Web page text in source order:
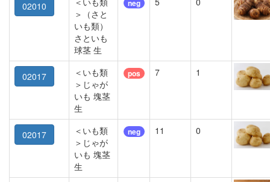
02010
＞（さと
いも類）
さといも
球茎 生
neg
02017
＜いも類
＞じゃが
いも 塊茎
生
pos 7 1
02017
＜いも類
＞じゃが
いも 塊茎
生
neg 11 0